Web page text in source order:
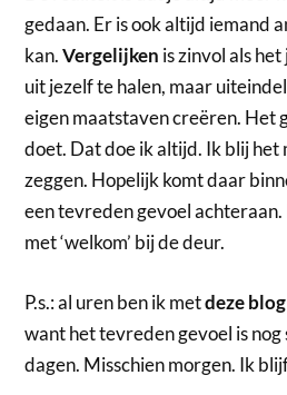
gedaan. Er is ook altijd iemand
kan.Vergelijken is zinvol als
uit jezelf te halen, maar
eigen maatstaven creëren. Het
doet. Dat doe ik altijd. Ik blij het
zeggen. Hopelijk komt daar
een tevreden gevoel
met ‘welkom’ bij de deur.
P.s.: al uren ben ik metdeze blog
want het tevreden gevoel is nog
dagen. Misschien morgen. Ik